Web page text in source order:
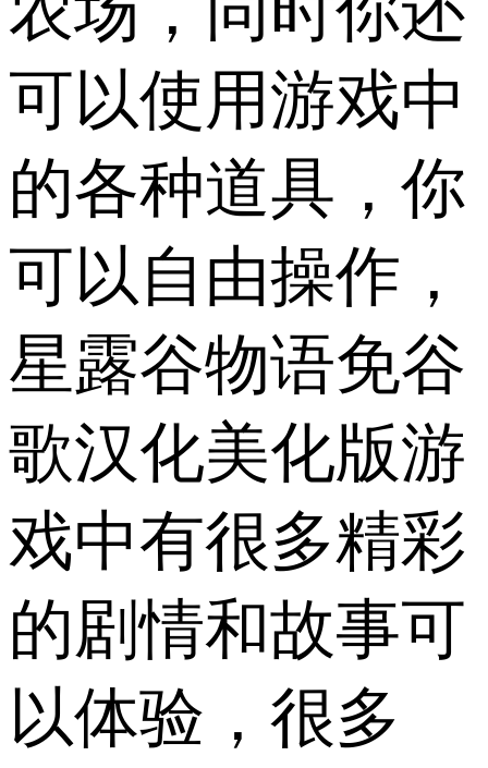
可以使用游戏中
的各种道具，你
可以自由操作，
星露谷物语免谷
歌汉化美化版游
戏中有很多精彩
的剧情和故事可
以体验，很多